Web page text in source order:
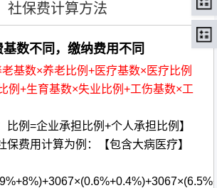
社保费计算方法
数不同，缴纳费用不同
基数×养老比例+医疗基数×医疗比例
例+生育基数×失业比例+工伤基数×工
比例=企业承担比例+个人承担比例】
保费用计算为例：【包含大病医疗】